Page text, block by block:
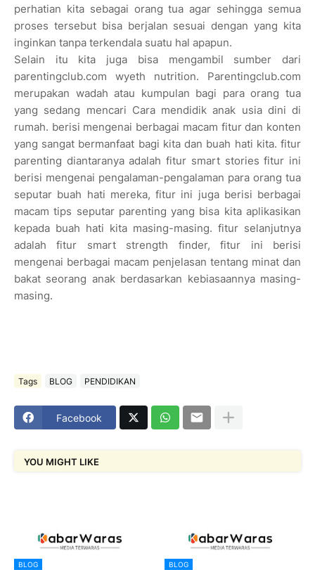
perhatian kita sebagai orang tua agar sehingga semua
proses tersebut bisa berjalan sesuai dengan yang kita
inginkan tanpa terkendala suatu hal apapun.
Selain itu kita juga bisa mengambil sumber dari
parentingclub.com wyeth nutrition. Parentingclub.com
merupakan wadah atau kumpulan bagi para orang tua
yang sedang mencari Cara mendidik anak usia dini di
rumah. berisi mengenai berbagai macam fitur dan konten
yang sangat bermanfaat bagi kita dan buah hati kita. fitur
parenting diantaranya adalah fitur smart stories fitur ini
berisi mengenai pengalaman-pengalaman para orang tua
seputar buah hati mereka, fitur ini juga berisi berbagai
macam tips seputar parenting yang bisa kita aplikasikan
kepada buah hati kita masing-masing. fitur selanjutnya
adalah fitur smart strength finder, fitur ini berisi
mengenai berbagai macam penjelasan tentang minat dan
bakat seorang anak berdasarkan kebiasaannya masing-
masing.
Tags BLOG PENDIDIKAN
Facebook
YOU MIGHT LIKE
BLOG BLOG